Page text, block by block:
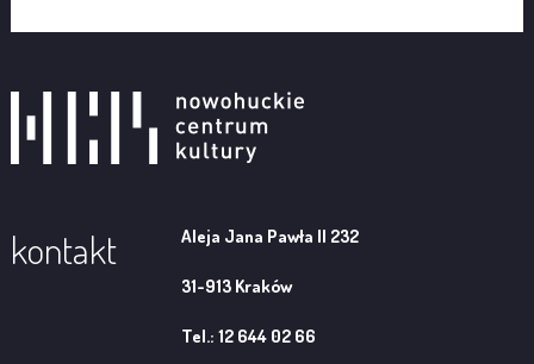
kontakt Aleja Jana Pawła II 232
31-913 Kraków
Tel.: 12 644 02 66